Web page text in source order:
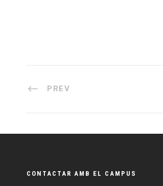
PREV
CONTACTAR AMB EL CAMPUS